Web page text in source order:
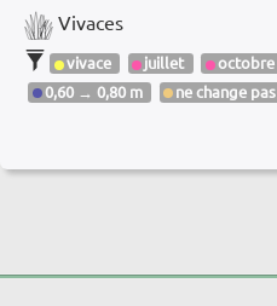
Vivaces
vivace juillet octobre
0,60 → 0,80 m
ne change pas